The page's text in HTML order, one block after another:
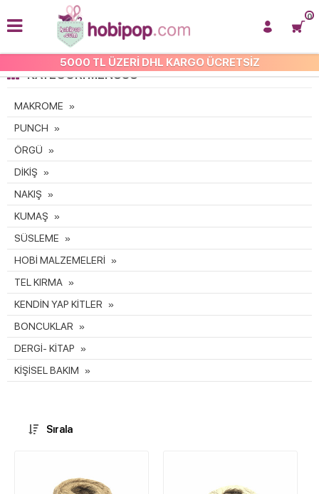
5000 TL ÜZERİ DHL KARGO ÜCRETSİZ
0
KATEGORI MENÜSÜ
MAKROME
PUNCH
ÖRGÜ
DİKİŞ
NAKIŞ
KUMAŞ
SÜSLEME
HOBİ MALZEMELERİ
TEL KIRMA
KENDİN YAP KİTLER
BONCUKLAR
DERGİ- KİTAP
KİŞİSEL BAKIM
Sırala